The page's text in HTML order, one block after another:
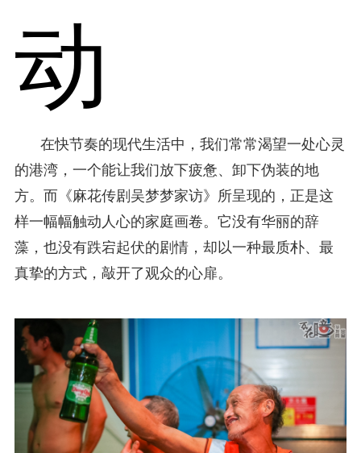
动
在快节奏的现代生活中，我们常常渴望一处心灵
的港湾，一个能让我们放下疲惫、卸下伪装的地
方。而《麻花传剧吴梦梦家访》所呈现的，正是这
样一幅幅触动人心的家庭画卷。它没有华丽的辞
藻，也没有跌宕起伏的剧情，却以一种最质朴、最
真挚的方式，敲开了观众的心扉。